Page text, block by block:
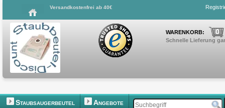
Versandkostenfrei ab 40€
WARENKORB: 0
Schnelle Lieferung
Staubsaugerbeutel Angebote